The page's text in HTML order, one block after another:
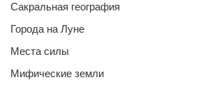
Сакральная география
Города на Луне
Места силы
Мифические земли